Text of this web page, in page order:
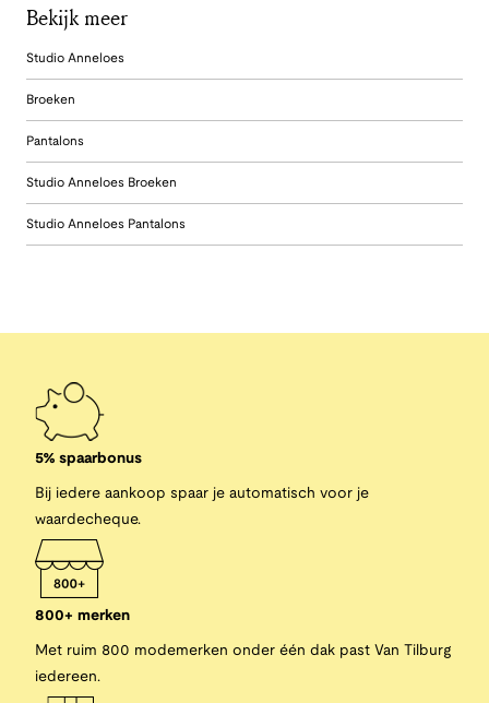
Bekijk meer
Studio Anneloes
Broeken
Pantalons
Studio Anneloes Broeken
Studio Anneloes Pantalons
5% spaarbonus
Bij iedere aankoop spaar je automatisch voor je
waardecheque.
800+ merken
Met ruim 800 modemerken onder één dak past Van Tilburg
iedereen.